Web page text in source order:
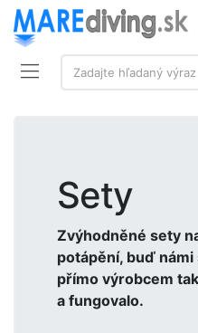
Vyhľadávanie:
Zadajte hľadaný výraz
Sety
Zvýhodněné sety
potápění, buď
přímo výrobcem
a fungovalo.